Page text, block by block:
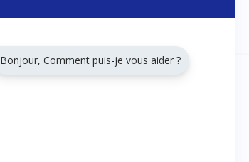
Bonjour, Comment puis-je vous aider ?